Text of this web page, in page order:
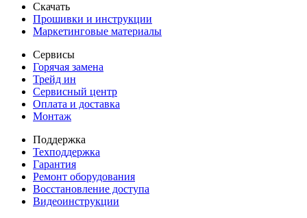
Скачать
Прошивки и инструкции
Маркетинговые материалы
Сервисы
Горячая замена
Трейд ин
Сервисный центр
Оплата и доставка
Монтаж
Поддержка
Техподдержка
Гарантия
Ремонт оборудования
Восстановление доступа
Видеоинструкции